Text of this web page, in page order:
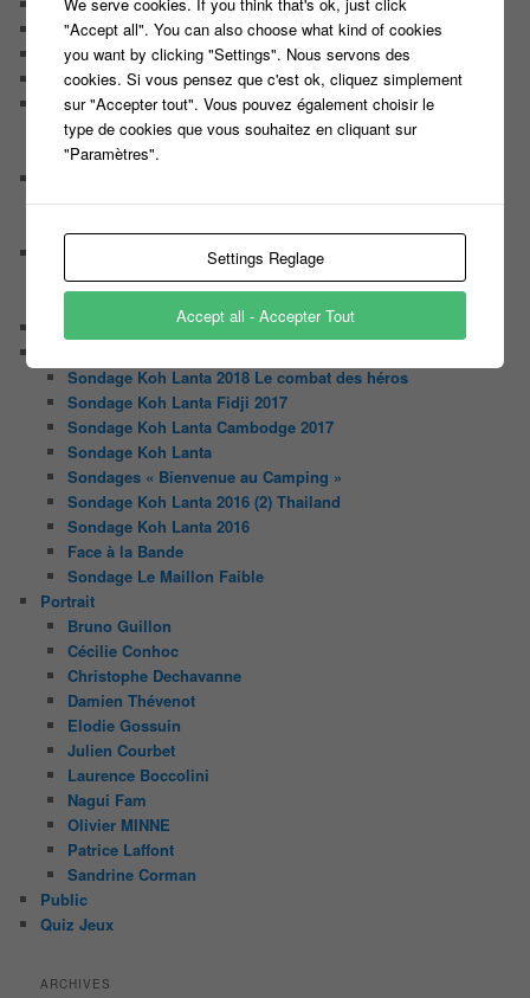
Contact
Il était une fois ….
Le candidat masqué
Le trombinoscope des Joueurs
Géraldine multirécidiviste des émissions TV
Serge le candidat qui a peur du noir.
Les caméras d’un jeu plateau
Un plateau de jeu télévisé coûte cher, mais pourquoi ?
Quand Lora rencontre Aline elles parlent de quoi ?
Sondage Koh Lanta 2018 Le combat des héros
Sondage Koh Lanta Fidji 2017
Sondage Koh Lanta Cambodge 2017
Sondage Koh Lanta
Sondages « Bienvenue au Camping »
Sondage Koh Lanta 2016 (2) Thailand
Sondage Koh Lanta 2016
Face à la Bande
Sondage Le Maillon Faible
Portrait
Bruno Guillon
Cécilie Conhoc
Christophe Dechavanne
Damien Thévenot
Elodie Gossuin
Julien Courbet
Laurence Boccolini
Nagui Fam
Olivier MINNE
Patrice Laffont
Sandrine Corman
Public
Quiz Jeux
ARCHIVES
"Accept all". You can also choose what kind of cookies
you want by clicking "Settings". Nous servons des
cookies. Si vous pensez que c'est ok, cliquez simplement
sur "Accepter tout". Vous pouvez également choisir le
type de cookies que vous souhaitez en cliquant sur
"Paramètres".
Settings Reglage
Accept all - Accepter Tout